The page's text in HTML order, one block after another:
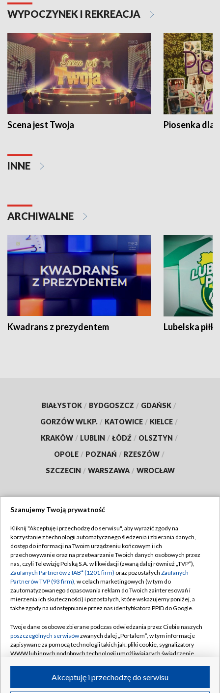
WYPOCZYNEK I REKREACJA
Scena jest Twoja Piosenka dla
INNE
ARCHIWALNE
Kwadrans z prezydentem Lubelska piłka
BIAŁYSTOK / BYDGOSZCZ / GDAŃSK /
GORZÓW WLKP. / KATOWICE / KIELCE /
KRAKÓW / LUBLIN / ŁÓDŹ / OLSZTYN /
OPOLE / POZNAŃ / RZESZÓW /
SZCZECIN / WARSZAWA / WROCŁAW
TVP
Abonament TVP
Emisja w TVP
Centrum informacji TVP
Naziemna Telewizja Cyfrowa
Rada Programowa
System NOS
Informacje o nadawcy
Program dla prasy
Regulamin TVP
Polityka prywatności
Moje zgody
Pomoc
Kontakt
Kanały
Szanujemy Twoją prywatność
Kliknij "Akceptuję i przechodzę do serwisu", aby wyrazić zgody na
korzystanie z technologii automatycznego śledzenia i zbierania danych,
dostęp do informacji na Twoim urządzeniu końcowym i ich
przechowywanie oraz na przetwarzanie Twoich danych osobowych przez
nas, czyli Telewizję Polską S.A. w likwidacji (zwaną dalej również „TVP”),
Zaufanych Partnerów z IAB* (1201 firm) oraz pozostałych Zaufanych
Partnerów TVP (93 firm), w celach marketingowych (w tym do
zautomatyzowanego dopasowania reklam do Twoich zainteresowań i
mierzenia ich skuteczności) i pozostałych, które wskazujemy poniżej, a
także zgody na udostępnianie przez nas identyfikatora PPID do Google.
Twoje dane osobowe zbierane podczas odwiedzania przez Ciebie naszych
poszczególnych serwisówzwanych dalej „Portalem”, w tym informacje
zapisywane za pomocą technologii takich jak: pliki cookie, sygnalizatory
WWW lub innych podobnych technologii umożliwiających świadczenie
ruchu w Internecie.Akceptuję i przechodzę do serwisu